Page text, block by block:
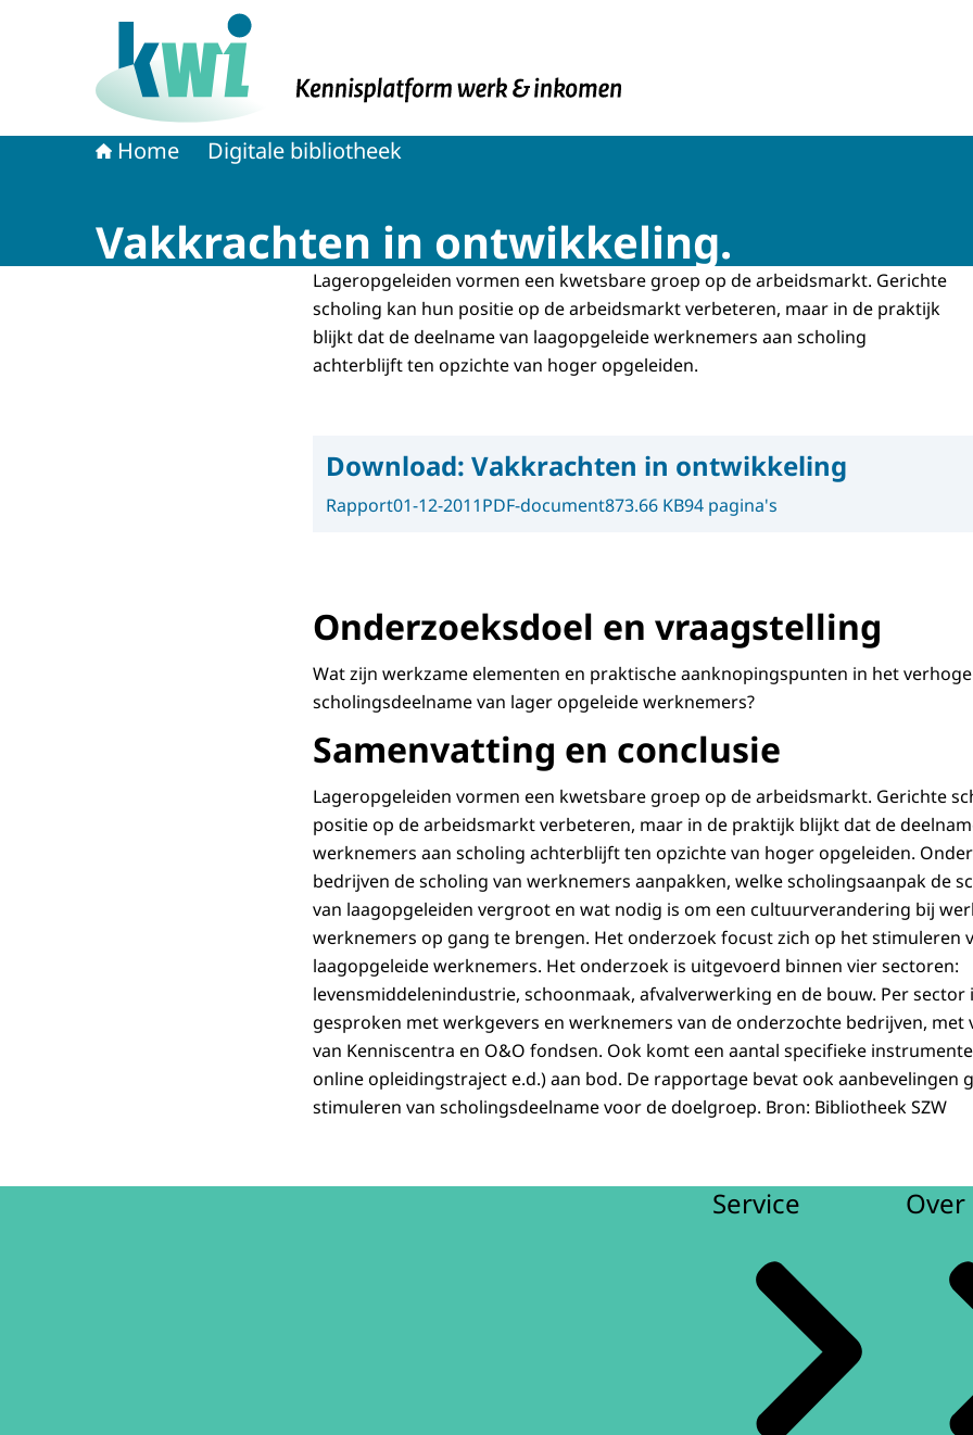
Naar de homepage van Kennisplatform Werk en Inkomen
Home Digitale bibliotheek
Vakkrachten in ontwikkeling.
Lageropgeleiden vormen een kwetsbare groep op de arbeidsmarkt. Gerichte
scholing kan hun positie op de arbeidsmarkt verbeteren, maar in de praktijk
blijkt dat de deelname van laagopgeleide werknemers aan scholing
achterblijft ten opzichte van hoger opgeleiden.
Download: Vakkrachten in ontwikkeling
Rapport01-12-2011PDF-document873.66 KB94 pagina's
Onderzoeksdoel en vraagstelling
Wat zijn werkzame elementen en praktische aanknopingspunten in het
scholingsdeelname van lager opgeleide werknemers?
Samenvatting en conclusie
Lageropgeleiden vormen een kwetsbare groep op de arbeidsmarkt. Gerichte
positie op de arbeidsmarkt verbeteren, maar in de praktijk blijkt dat de
werknemers aan scholing achterblijft ten opzichte van hoger opgeleiden.
bedrijven de scholing van werknemers aanpakken, welke scholingsaanpak de
van laagopgeleiden vergroot en wat nodig is om een cultuurverandering bij
werknemers op gang te brengen. Het onderzoek focust zich op het stimuleren
laagopgeleide werknemers. Het onderzoek is uitgevoerd binnen vier sectoren:
levensmiddelenindustrie, schoonmaak, afvalverwerking en de bouw. Per sector
gesproken met werkgevers en werknemers van de onderzochte bedrijven,
van Kenniscentra en O&O fondsen. Ook komt een aantal specifieke
online opleidingstraject e.d.) aan bod. De rapportage bevat ook aanbevelingen
stimuleren van scholingsdeelname voor de doelgroep. Bron: Bibliotheek SZW
Service